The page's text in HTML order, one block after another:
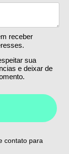
receber
sua
e deixar de
contato para